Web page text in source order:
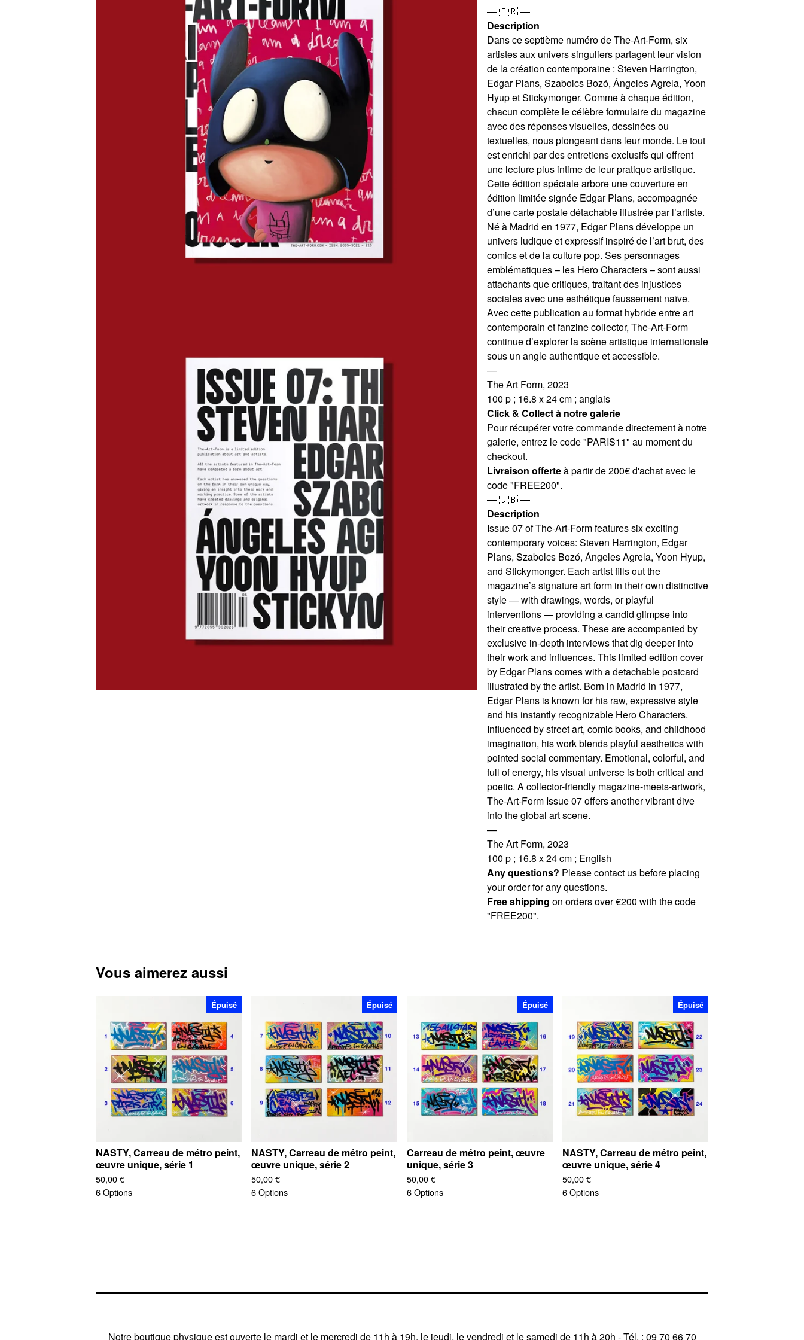
— 🇫🇷 —
Description
Dans ce septième numéro de The-Art-Form, six
artistes aux univers singuliers partagent leur vision
de la création contemporaine : Steven Harrington,
Edgar Plans, Szabolcs Bozó, Ángeles Agrela, Yoon
Hyup et Stickymonger. Comme à chaque édition,
chacun complète le célèbre formulaire du magazine
avec des réponses visuelles, dessinées ou
textuelles, nous plongeant dans leur monde. Le tout
est enrichi par des entretiens exclusifs qui offrent
une lecture plus intime de leur pratique artistique.
Cette édition spéciale arbore une couverture en
édition limitée signée Edgar Plans, accompagnée
d’une carte postale détachable illustrée par l’artiste.
Né à Madrid en 1977, Edgar Plans développe un
univers ludique et expressif inspiré de l’art brut, des
comics et de la culture pop. Ses personnages
emblématiques – les Hero Characters – sont aussi
attachants que critiques, traitant des injustices
sociales avec une esthétique faussement naïve.
Avec cette publication au format hybride entre art
contemporain et fanzine collector, The-Art-Form
continue d’explorer la scène artistique internationale
sous un angle authentique et accessible.
—
The Art Form, 2023
100 p ; 16.8 x 24 cm ; anglais
Click & Collect à notre galerie
Pour récupérer votre commande directement à notre
galerie, entrez le code "PARIS11" au moment du
checkout.
Livraison offerteà partir de 200€ d'achat avec le
code "FREE200".
— 🇬🇧 —
Description
Issue 07 of The-Art-Form features six exciting
contemporary voices: Steven Harrington, Edgar
Plans, Szabolcs Bozó, Ángeles Agrela, Yoon Hyup,
and Stickymonger. Each artist fills out the
magazine’s signature art form in their own distinctive
style — with drawings, words, or playful
interventions — providing a candid glimpse into
their creative process. These are accompanied by
exclusive in-depth interviews that dig deeper into
their work and influences. This limited edition cover
by Edgar Plans comes with a detachable postcard
illustrated by the artist. Born in Madrid in 1977,
Edgar Plans is known for his raw, expressive style
and his instantly recognizable Hero Characters.
Influenced by street art, comic books, and childhood
imagination, his work blends playful aesthetics with
pointed social commentary. Emotional, colorful, and
full of energy, his visual universe is both critical and
poetic. A collector-friendly magazine-meets-artwork,
The-Art-Form Issue 07 offers another vibrant dive
into the global art scene.
—
The Art Form, 2023
100 p ; 16.8 x 24 cm ; English
Any questions? Please contact us before placing
your order for any questions.
Free shipping on orders over €200 with the code
"FREE200".
Vous aimerez aussi
Épuisé
NASTY, Carreau de métro peint,
œuvre unique, série 1
50,00€
6 Options
Épuisé
NASTY, Carreau de métro peint,
œuvre unique, série 2
50,00€
6 Options
Épuisé
Carreau de métro peint, œuvre
unique, série 3
50,00€
6 Options
Épuisé
NASTY, Carreau de métro peint,
œuvre unique, série 4
50,00€
6 Options
Notre boutique physique est ouverte le mardi et le mercredi de 11h à 19h, le jeudi, le vendredi et le samedi de 11h à 20h - Tél. : 09 70 66 70